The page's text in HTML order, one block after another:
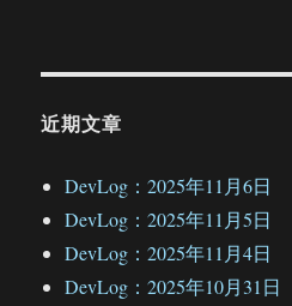
近期文章
DevLog：2025年11月6日
DevLog：2025年11月5日
DevLog：2025年11月4日
DevLog：2025年10月31日